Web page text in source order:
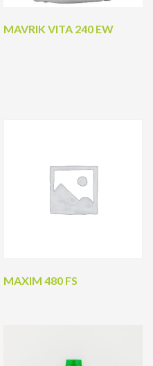
MAVRIK VITA 240 EW
MAXIM 480 FS